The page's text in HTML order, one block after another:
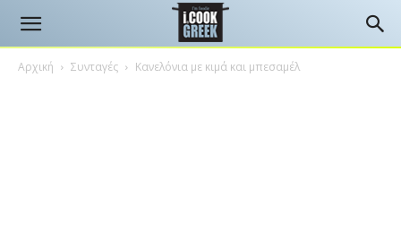
Αρχική Συνταγές Κανελόνια με κιμά και μπεσαμέλ